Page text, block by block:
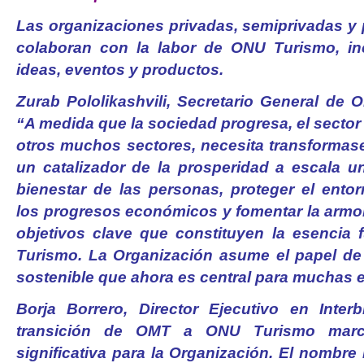
Las organizaciones privadas, semiprivadas y
colaboran con la labor de ONU Turismo,
ideas, eventos y productos.
Zurab Pololikashvili, Secretario General de
“A medida que la sociedad progresa, el
otros muchos sectores, necesita
un catalizador de la prosperidad a escala
bienestar de las personas, proteger el
los progresos económicos y fomentar la
objetivos clave que constituyen la esencia
Turismo. La Organización asume el papel
sostenible que ahora es central para muchas
Borja Borrero, Director Ejecutivo en
transición de OMT a ONU Turismo
significativa para la Organización. El nombre